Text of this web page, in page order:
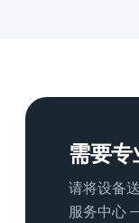
需要专
请将设备
服务中心